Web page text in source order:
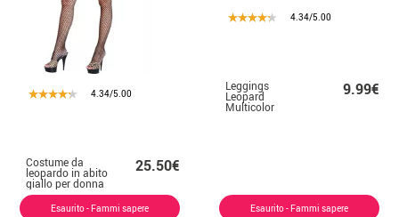
4.34/5.00
Costume da
leopardo in abito
giallo per donna
25.50€
Esaurito - Fammi sapere
4.34/5.00
Leggings
Leopard
Multicolor
9.99€
Esaurito - Fammi sapere